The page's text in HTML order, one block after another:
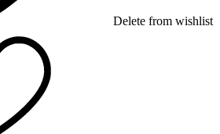
Delete from wishlist